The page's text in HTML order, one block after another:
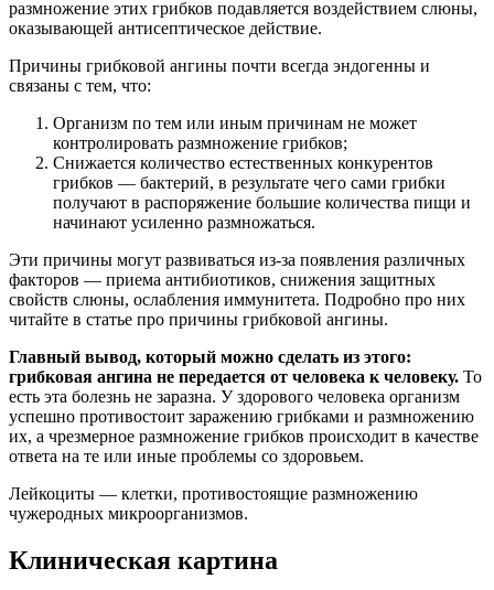
размножение этих грибков подавляется воздействием слюны,
оказывающей антисептическое действие.
Причины грибковой ангины почти всегда эндогенны и
связаны с тем, что:
Организм по тем или иным причинам не может
контролировать размножение грибков;
Снижается количество естественных конкурентов
грибков — бактерий, в результате чего сами грибки
получают в распоряжение большие количества пищи и
начинают усиленно размножаться.
Эти причины могут развиваться из-за появления различных
факторов — приема антибиотиков, снижения защитных
свойств слюны, ослабления иммунитета. Подробно про них
читайте в статье про причины грибковой ангины.
Главный вывод, который можно сделать из этого:
грибковая ангина не передается от человека к человеку. То
есть эта болезнь не заразна. У здорового человека организм
успешно противостоит заражению грибками и размножению
их, а чрезмерное размножение грибков происходит в качестве
ответа на те или иные проблемы со здоровьем.
Лейкоциты — клетки, противостоящие размножению
чужеродных микроорганизмов.
Клиническая картина